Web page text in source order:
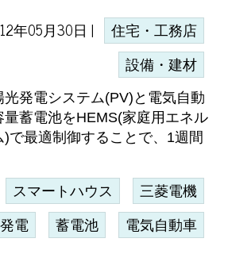
年05月30日 | 住宅・工務店
設備・建材
発電システム(PV)と電気自動
蓄電池をHEMS(家庭用エネル
で最適制御することで、1週間
スマートハウス 三菱電機
電 蓄電池 電気自動車